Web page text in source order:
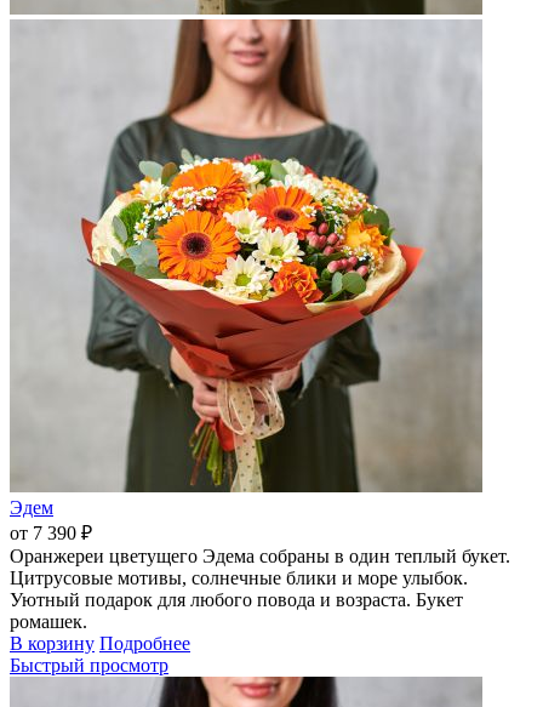
Эдем
от 7 390 ₽
Оранжереи цветущего Эдема собраны в один теплый букет.
Цитрусовые мотивы, солнечные блики и море улыбок.
Уютный подарок для любого повода и возраста. Букет
ромашек.
В корзину Подробнее
Быстрый просмотр